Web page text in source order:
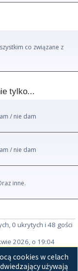
co związane z
tylko...
/ nie dam
/ nie dam
inne.
0 ukrytych i 48 gości
2026, o 19:04
cookies w celach
używają